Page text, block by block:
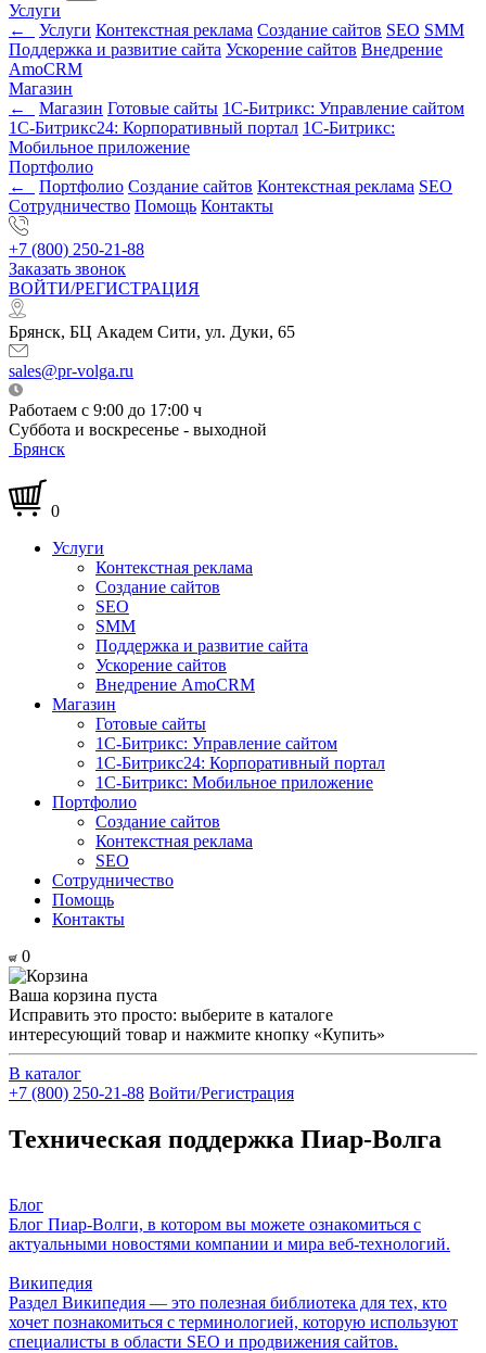
Услуги
←
Услуги Контекстная реклама Создание сайтов SEO SMM
Поддержка и развитие сайта Ускорение сайтов Внедрение
AmoCRM
Магазин
←
Магазин Готовые сайты 1С-Битрикс: Управление сайтом
1С-Битрикс24: Корпоративный портал 1С-Битрикс:
Мобильное приложение
Портфолио
←
Портфолио Создание сайтов Контекстная реклама SEO
Сотрудничество Помощь Контакты
+7 (800) 250-21-88
Заказать звонок
ВОЙТИ/РЕГИСТРАЦИЯ
Брянск, БЦ Академ Сити, ул. Дуки, 65
sales@pr-volga.ru
Работаем с 9:00 до 17:00 ч
Суббота и воскресенье - выходной
Брянск
0
Услуги
Контекстная реклама
Создание сайтов
SEO
SMM
Поддержка и развитие сайта
Ускорение сайтов
Внедрение AmoCRM
Магазин
Готовые сайты
1С-Битрикс: Управление сайтом
1С-Битрикс24: Корпоративный портал
1С-Битрикс: Мобильное приложение
Портфолио
Создание сайтов
Контекстная реклама
SEO
Сотрудничество
Помощь
Контакты
0
Ваша корзина пуста
Исправить это просто: выберите в каталоге
интересующий товар и нажмите кнопку «Купить»
В каталог
+7 (800) 250-21-88 Войти/Регистрация
Техническая поддержка Пиар-Волга
Блог
Блог Пиар-Волги, в котором вы можете ознакомиться с
актуальными новостями компании и мира веб-технологий.
Википедия
Раздел Википедия — это полезная библиотека для тех, кто
хочет познакомиться с терминологией, которую используют
специалисты в области SEO и продвижения сайтов.